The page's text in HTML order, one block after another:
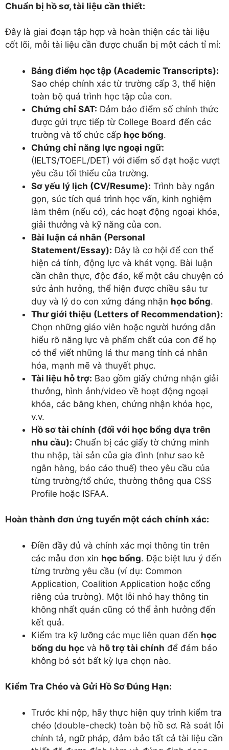
Chuẩn bị hồ sơ, tài liệu cần thiết:
Đây là giai đoạn tập hợp và hoàn thiện các tài liệu
cốt lõi, mỗi tài liệu cần được chuẩn bị một cách tỉ mỉ:
Bảng điểm học tập (Academic Transcripts):
Sao chép chính xác từ trường cấp 3, thể hiện
toàn bộ quá trình học tập của con.
Chứng chỉ SAT: Đảm bảo điểm số chính thức
được gửi trực tiếp từ College Board đến các
trường và tổ chức cấp học bổng.
Chứng chỉ năng lực ngoại ngữ:
(IELTS/TOEFL/DET) với điểm số đạt hoặc vượt
yêu cầu tối thiểu của trường.
Sơ yếu lý lịch (CV/Resume): Trình bày ngắn
gọn, súc tích quá trình học vấn, kinh nghiệm
làm thêm (nếu có), các hoạt động ngoại khóa,
giải thưởng và kỹ năng của con.
Bài luận cá nhân (Personal
Statement/Essay): Đây là cơ hội để con thể
hiện cá tính, động lực và khát vọng. Bài luận
cần chân thực, độc đáo, kể một câu chuyện có
sức ảnh hưởng, thể hiện được chiều sâu tư
duy và lý do con xứng đáng nhận học bổng.
Thư giới thiệu (Letters of Recommendation):
Chọn những giáo viên hoặc người hướng dẫn
hiểu rõ năng lực và phẩm chất của con để họ
có thể viết những lá thư mang tính cá nhân
hóa, mạnh mẽ và thuyết phục.
Tài liệu hỗ trợ: Bao gồm giấy chứng nhận giải
thưởng, hình ảnh/video về hoạt động ngoại
khóa, các bằng khen, chứng nhận khóa học,
v.v.
Hồ sơ tài chính (đối với học bổng dựa trên
nhu cầu): Chuẩn bị các giấy tờ chứng minh
thu nhập, tài sản của gia đình (như sao kê
ngân hàng, báo cáo thuế) theo yêu cầu của
từng trường/tổ chức, thường thông qua CSS
Profile hoặc ISFAA.
Hoàn thành đơn ứng tuyển một cách chính xác:
Điền đầy đủ và chính xác mọi thông tin trên
các mẫu đơn xin học bổng. Đặc biệt lưu ý đến
từng trường yêu cầu (ví dụ: Common
Application, Coalition Application hoặc cổng
riêng của trường). Một lỗi nhỏ hay thông tin
không nhất quán cũng có thể ảnh hưởng đến
kết quả.
Kiểm tra kỹ lưỡng các mục liên quan đến học
bổng du học và hỗ trợ tài chính để đảm bảo
không bỏ sót bất kỳ lựa chọn nào.
Kiểm Tra Chéo và Gửi Hồ Sơ Đúng Hạn:
Trước khi nộp, hãy thực hiện quy trình kiểm tra
chéo (double-check) toàn bộ hồ sơ. Rà soát lỗi
chính tả, ngữ pháp, đảm bảo tất cả tài liệu cần